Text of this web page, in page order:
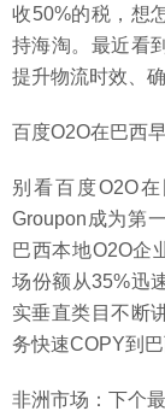
收50%的税，想
持海淘。最近看
提升物流时效、
百度O2O在巴西
别看百度O2O
Groupon成为第
巴西本地O2O企
场份额从35%迅
实垂直类目不断
务快速COPY到巴
非洲市场：下个